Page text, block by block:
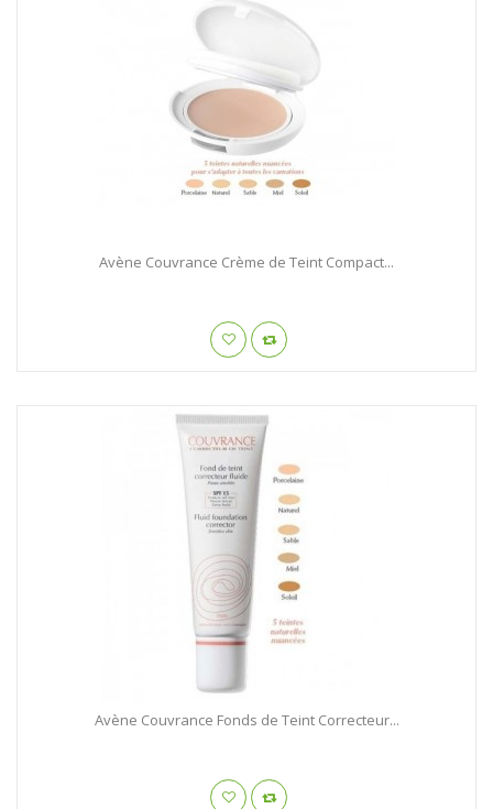
Avène Couvrance Crème de Teint Compact...
Avène Couvrance Fonds de Teint Correcteur...